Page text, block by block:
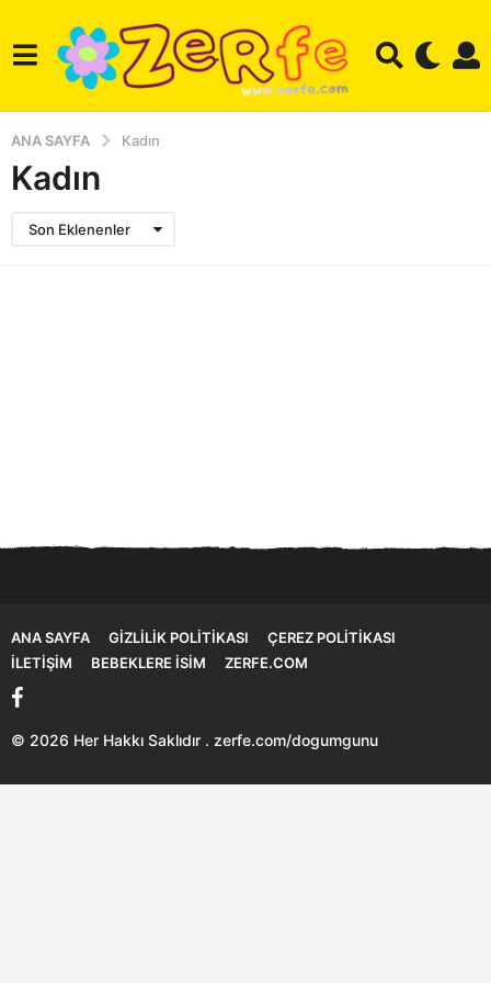
ANA SAYFA Kadın
Kadın
Son Eklenenler
ANA SAYFA GIZLILIK POLITIKASI
ÇEREZ POLITIKASI
İLETIŞIM
BEBEKLERE İSIM ZERFE.COM
© 2026 Her Hakkı Saklıdır . zerfe.com/dogumgunu